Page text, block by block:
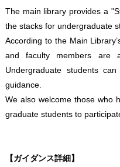
The main library provides a
the stacks for undergraduate
According to the Main
and faculty members are
Undergraduate students
guidance.
We also welcome those who
graduate students to
【ガイダンス詳細】